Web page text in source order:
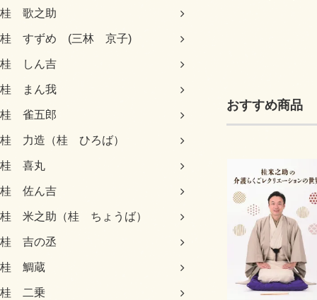
桂 歌之助
桂 すずめ (三林 京子)
桂 しん吉
桂 まん我
桂 雀五郎
桂 力造（桂 ひろば）
桂 喜丸
桂 佐ん吉
桂 米之助（桂 ちょうば）
桂 吉の丞
桂 鯛蔵
桂 二乗
おすすめ商品